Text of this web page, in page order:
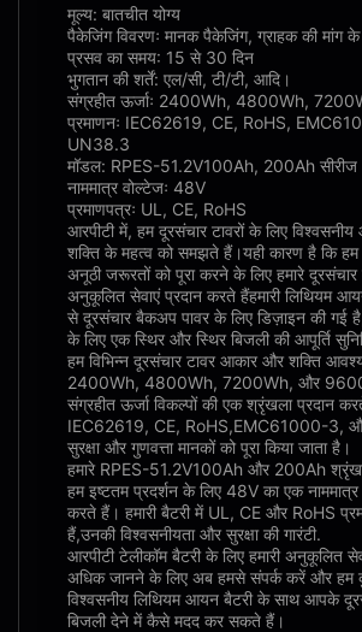
मूल्य: बातचीत योग्य
पैकेजिंग विवरणः मानक पैकेजिंग, ग्राहक की मांग
प्रसव का समय: 15 से 30 दिन
भुगतान की शर्तें: एल/सी, टी/टी, आदि।
संग्रहीत ऊर्जाः 2400Wh, 4800Wh,
प्रमाणनः IEC62619, CE, RoHS,
UN38.3
मॉडल: RPES-51.2V100Ah, 200Ah सीरीज
नाममात्र वोल्टेजः 48V
प्रमाणपत्रः UL, CE, RoHS
आरपीटी में, हम दूरसंचार टावरों के लिए
शक्ति के महत्व को समझते हैं।यही कारण है कि हम
अनूठी जरूरतों को पूरा करने के लिए हमारे दूरसंचार
अनुकूलित सेवाएं प्रदान करते हैंहमारी लिथियम
से दूरसंचार बैकअप पावर के लिए डिज़ाइन की गई
के लिए एक स्थिर और स्थिर बिजली की आपूर्ति
हम विभिन्न दूरसंचार टावर आकार और शक्ति
2400Wh, 4800Wh, 7200Wh, और
संग्रहीत ऊर्जा विकल्पों की एक श्रृंखला प्रदान
IEC62619, CE, RoHS,EMC61000-3,
सुरक्षा और गुणवत्ता मानकों को पूरा किया जाता है।
हमारे RPES-51.2V100Ah और 200Ah
हम इष्टतम प्रदर्शन के लिए 48V का एक नाममात्र
करते हैं। हमारी बैटरी में UL, CE और RoHS
हैं,उनकी विश्वसनीयता और सुरक्षा की गारंटी.
आरपीटी टेलीकॉम बैटरी के लिए हमारी अनुकूलित
अधिक जानने के लिए अब हमसे संपर्क करें और
विश्वसनीय लिथियम आयन बैटरी के साथ आपके
बिजली देने में कैसे मदद कर सकते हैं।